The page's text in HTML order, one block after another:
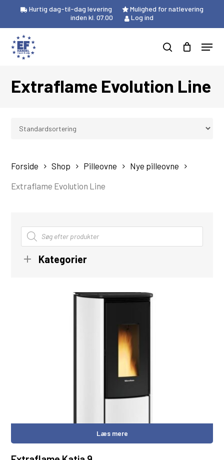
main
content
Hurtig dag-til-dag levering
Mulighed for natlevering
inden kl. 07.00
Log ind
Products
search
search
Menu
Cart
Extraflame Evolution Line
Forside Shop Pilleovne
Nye pilleovne
Extraflame Evolution Line
Products
search
Kategorier
Læs mere